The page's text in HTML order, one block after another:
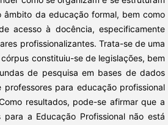
âmbito da educação formal, bem como
acesso à docência, especificamente
profissionalizantes. Trata-se de uma
constituiu-se de legislações, bem
de pesquisa em bases de dados
para educação profissional
resultados, pode-se afirmar que a
a Educação Profissional não está